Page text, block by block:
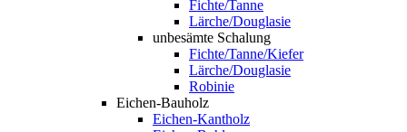
Fichte/Tanne
Lärche/Douglasie
unbesämte Schalung
Fichte/Tanne/Kiefer
Lärche/Douglasie
Robinie
Eichen-Bauholz
Eichen-Kantholz